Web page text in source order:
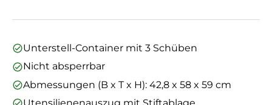
Unterstell-Container mit 3 Schüben
Nicht absperrbar
Abmessungen (B x T x H): 42,8 x 58 x 59 cm